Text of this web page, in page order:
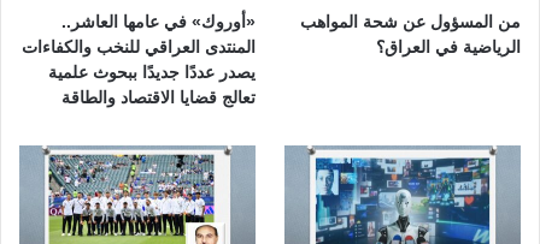
من المسؤول عن شحة المواهب
الرياضية في العراق؟
«أوروك» في عامها العاشر..
المنتدى العراقي للنخب والكفاءات
يصدر عددًا جديدًا ببحوث علمية
تعالج قضايا الاقتصاد والطاقة